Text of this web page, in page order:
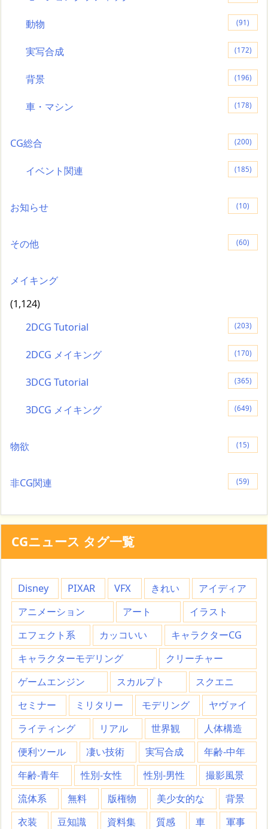
動物 (91)
実写合成 (172)
背景 (196)
車・マシン (178)
CG総合 (200)
イベント関連 (185)
お知らせ (10)
その他 (60)
メイキング
(1,124)
2DCG Tutorial
(203)
2DCG メイキング (170)
3DCG Tutorial (365)
3DCG メイキング (649)
物欲 (15)
非CG関連 (59)
CGニュース タグ一覧
Disney PIXAR VFX きれい
アイディア
アニメーション
アート
イラスト
エフェクト系
カッコいい
キャラクターCG
キャラクターモデリング
クリーチャー
ゲームエンジン
スカルプト
スクエニ
セミナー
ミリタリー モデリング
ヤヴァイ
ライティング
リアル 世界観
人体構造
便利ツール
凄い技術 実写合成
年齢-中年
年齢-青年
性別-女性 性別-男性
撮影風景
流体系
無料 版権物 美少女的な
背景
衣装
豆知識 資料集 質感 車
軍事